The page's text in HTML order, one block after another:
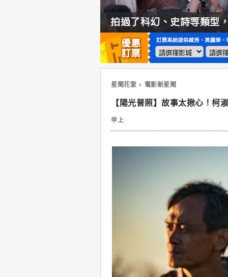
過了科幻、史詩等類型，諾蘭直言這種類型他拍不
星聞花絮 電影新星聞
【陽光普照】故事太揪心！柯
甲上